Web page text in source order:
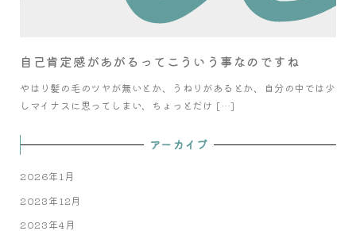
自己肯定感があがるってこういう事なのですね
やはり髪の毛のツヤが無いとか、うねりがあるとか、自分の中では少
しマイナスに思ってしまい、ちょっとだけ […]
アーカイブ
2026年1月
2023年12月
2023年4月